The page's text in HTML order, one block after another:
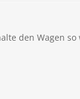
den Wagen